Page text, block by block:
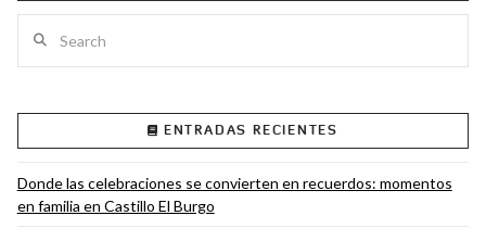
VIEW POST
ENTRADAS RECIENTES
Donde las celebraciones se convierten en recuerdos: momentos
en familia en Castillo El Burgo